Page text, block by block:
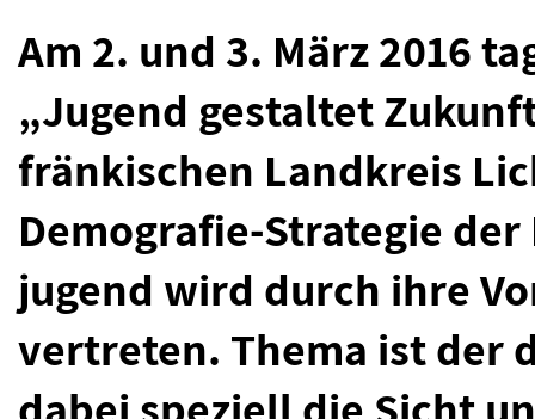
Am 2. und 3. März 2016
„Jugend gestaltet
fränkischen Landkreis
Demografie-Strategie
jugend wird durch ihre
vertreten. Thema ist der